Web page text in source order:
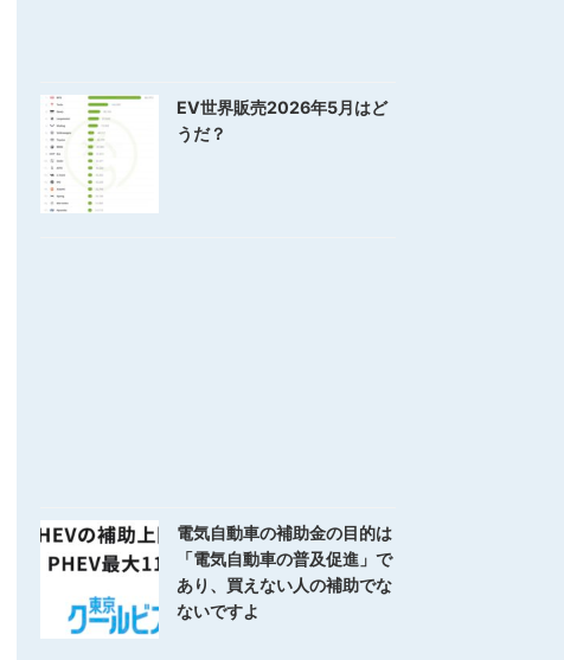
EV世界販売2026年5月はど
うだ？
電気自動車の補助金の目的は
「電気自動車の普及促進」で
あり、買えない人の補助でな
ないですよ